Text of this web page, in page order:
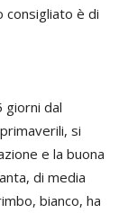
consigliato è di
giorni dal
si
e la buona
di media
bianco, ha